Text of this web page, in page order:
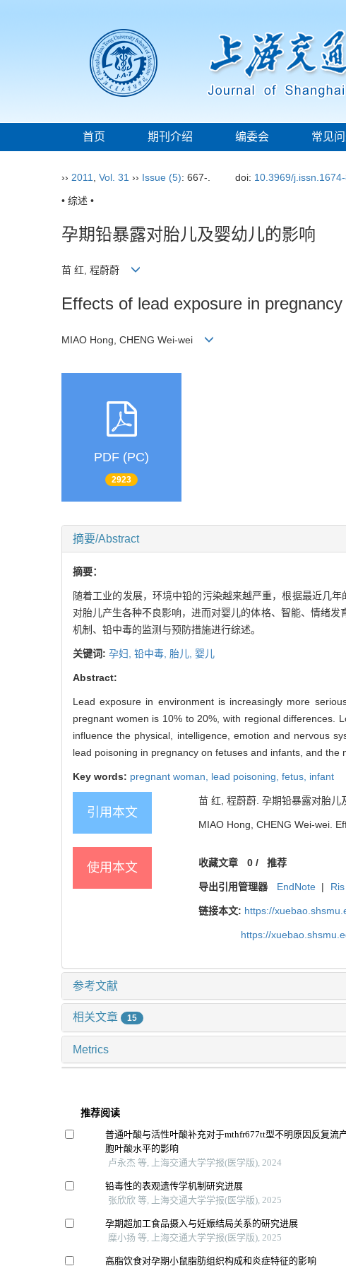
首页 期刊介绍 编委会 常见
›› 2011 Vol. 31 ›› Issue (5): 667-. doi: 10.3969/
• 综述 •
孕期铅暴露对胎儿及婴幼儿的影响
苗 红, 程蔚蔚
Effects of lead exposure in
MIAO Hong, CHENG Wei-wei
PDF (PC)
2923
摘要/Abstract
摘要：
随着工业的发展，环境中铅的污染越来越严重，根据最近几
对胎儿产生各种不良影响，进而对婴儿的体格、智能、情绪
机制、铅中毒的监测与预防措施进行综述。
关键词: 孕妇, 铅中毒, 胎儿, 婴儿
Abstract:
Lead exposure in environment is increasingly more
pregnant women is 10% to 20%, with regional differences.
influence the physical, intelligence, emotion and nervous
lead poisoning in pregnancy on fetuses and infants, and
Key words: pregnant woman, lead poisoning, fetus, infant
引用本文
苗 红, 程蔚蔚. 孕期铅暴露对胎
MIAO Hong, CHENG Wei-wei.
使用本文 收藏文章 0/ 推荐
导出引用管理器 EndNote | Ris
链接本文: https://
https://
参考文献
相关文章 15
Metrics
推荐阅读
普通叶酸与活性叶酸补充对于mthfr677tt型不明原因反复流
胞叶酸水平的影响
卢永杰 等, 上海交通大学学报(医学版), 2024
铅毒性的表观遗传学机制研究进展
张欣欣 等, 上海交通大学学报(医学版), 2025
孕期超加工食品摄入与妊娠结局关系的研究进展
糜小扬 等, 上海交通大学学报(医学版), 2025
高脂饮食对孕期小鼠脂肪组织构成和炎症特征的影响